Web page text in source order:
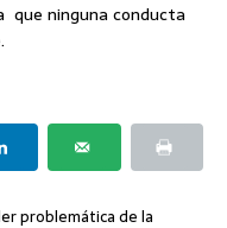
que ninguna conducta
problemática de la